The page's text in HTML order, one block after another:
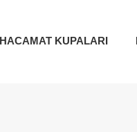
HACAMAT KUPALARI